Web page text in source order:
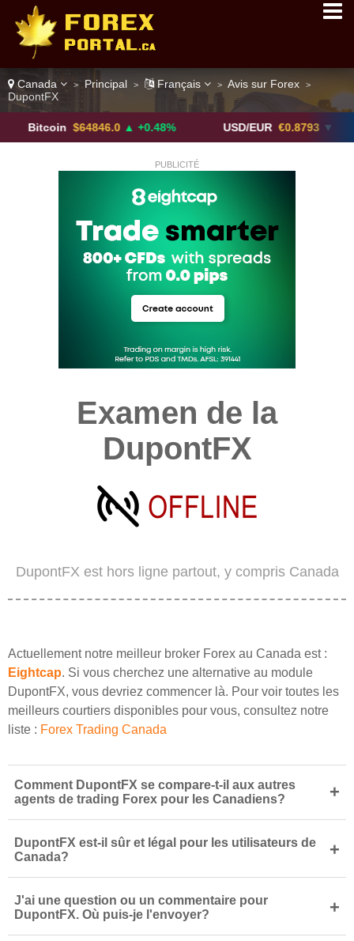
Canada > Principal > Français > Avis sur Forex >
DupontFX
$64846.0 ▲ +0.48% USD/EUR €0.8793 ▼
PUBLICITÉ
Examen de la
DupontFX
DupontFX est hors ligne partout, y compris Canada
Actuellement notre meilleur broker Forex au Canada est :
Eightcap. Si vous cherchez une alternative au module
DupontFX, vous devriez commencer là. Pour voir toutes les
meilleurs courtiers disponibles pour vous, consultez notre
liste : Forex Trading Canada
Comment DupontFX se compare-t-il aux autres
agents de trading Forex pour les Canadiens?
+
DupontFX est-il sûr et légal pour les utilisateurs de
Canada?
+
J'ai une question ou un commentaire pour
DupontFX. Où puis-je l'envoyer?
+